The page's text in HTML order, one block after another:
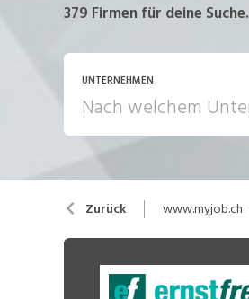
379 Firmen für deine Suche.
UNTERNEHMEN
Zurück www.myjob.ch